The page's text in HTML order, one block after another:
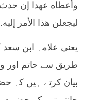
وأعطاه عهدا إن
ليجعلن هذا الأمر إليه.
یعنی علامہ ابن سعد
طریق سے حاتم اور
بیان کرتے ہیں کہ